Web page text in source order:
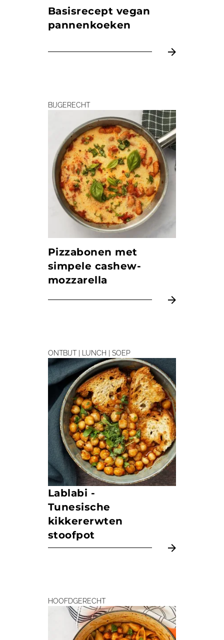
Basisrecept vegan
pannen­koeken
BIJGERECHT
Pizzabonen met
simpele cashew-
mozzarella
ONTBIJT | LUNCH | SOEP
Lablabi -
Tunesische
kikkererwten
stoofpot
HOOFDGERECHT